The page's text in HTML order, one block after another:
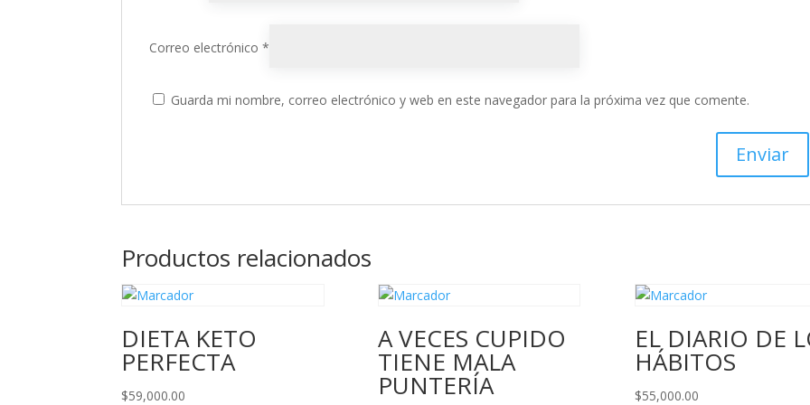
Correo electrónico*
Guarda mi nombre, correo electrónico y web en este navegador para la próxima vez que comente.
Productos relacionados
DIETA KETO
PERFECTA
$59,000.00
A VECES CUPIDO
TIENE MALA
PUNTERÍA
EL DIARIO DE
HÁBITOS
$55,000.00